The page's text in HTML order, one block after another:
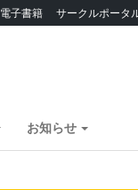
電子書籍 サークルポータ
お知らせ